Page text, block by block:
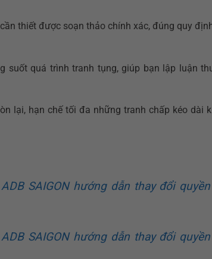
thiết được soạn thảo chính xác, đúng quy
suốt quá trình tranh tụng, giúp bạn lập luận
lại, hạn chế tối đa những tranh chấp kéo dài
SAIGON hướng dẫn thay đổi
SAIGON hướng dẫn thay đổi